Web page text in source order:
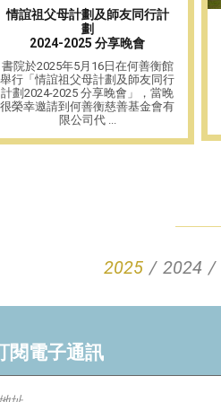
情誼祖父母計劃及師友同行計
劃
2024-2025 分享晚會
書院於2025年5月16日在何善衡館
舉行「情誼祖父母計劃及師友同行
計劃2024-2025 分享晚會」，當晚
很榮幸邀請到何善衡慈善基金會有
限公司代 ...
2025
2024
閱電子通訊